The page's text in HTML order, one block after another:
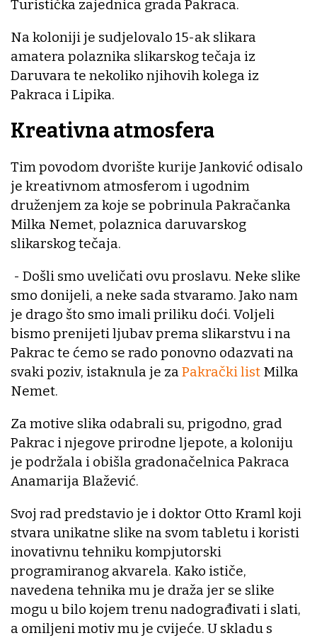
Turistička zajednica grada Pakraca.
Na koloniji je sudjelovalo 15-ak slikara
amatera polaznika slikarskog tečaja iz
Daruvara te nekoliko njihovih kolega iz
Pakraca i Lipika.
Kreativna atmosfera
Tim povodom dvorište kurije Janković odisalo
je kreativnom atmosferom i ugodnim
druženjem za koje se pobrinula Pakračanka
Milka Nemet, polaznica daruvarskog
slikarskog tečaja.
- Došli smo uveličati ovu proslavu. Neke slike
smo donijeli, a neke sada stvaramo. Jako nam
je drago što smo imali priliku doći. Voljeli
bismo prenijeti ljubav prema slikarstvu i na
Pakrac te ćemo se rado ponovno odazvati na
svaki poziv, istaknula je za Pakrački list Milka
Nemet.
Za motive slika odabrali su, prigodno, grad
Pakrac i njegove prirodne ljepote, a koloniju
je podržala i obišla gradonačelnica Pakraca
Anamarija Blažević.
Svoj rad predstavio je i doktor Otto Kraml koji
stvara unikatne slike na svom tabletu i koristi
inovativnu tehniku kompjutorski
programiranog akvarela. Kako ističe,
navedena tehnika mu je draža jer se slike
mogu u bilo kojem trenu nadograđivati i slati,
a omiljeni motiv mu je cvijeće. U skladu s